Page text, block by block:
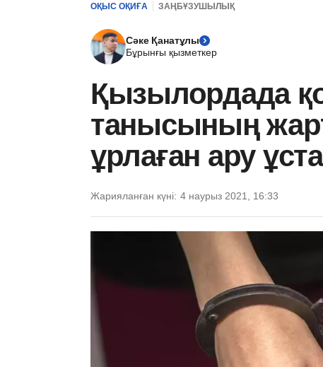
ОҚЫС ОҚИҒА ЗАҢБҰЗУШЫЛЫҚ
Сәке Қанатұлы
Бұрынғы қызметкер
Қызылордада
танысының
ұрлаған ару
Жарияланған күні: 4 наурыз 2021, 16:33